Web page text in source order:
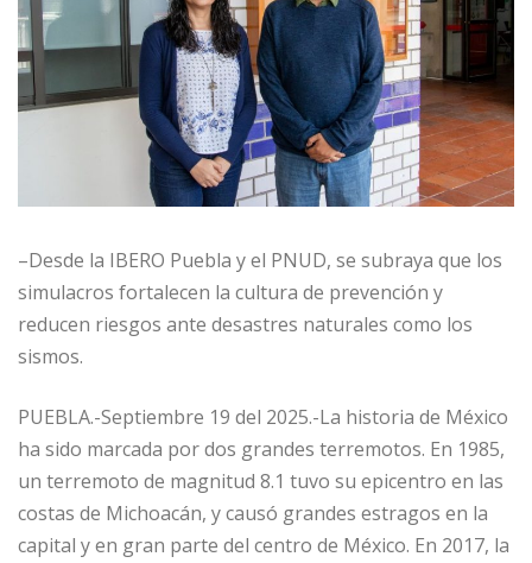
–Desde la IBERO Puebla y el PNUD, se subraya que los
simulacros fortalecen la cultura de prevención y
reducen riesgos ante desastres naturales como los
sismos.
PUEBLA.-Septiembre 19 del 2025.-La historia de México
ha sido marcada por dos grandes terremotos. En 1985,
un terremoto de magnitud 8.1 tuvo su epicentro en las
costas de Michoacán, y causó grandes estragos en la
capital y en gran parte del centro de México. En 2017, la